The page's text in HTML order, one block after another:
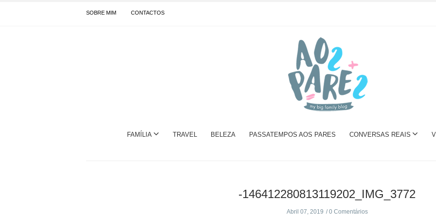
SOBRE MIM CONTACTOS
FAMÍLIA TRAVEL BELEZA PASSATEMPOS AOS PARES CONVERSAS REAIS
-146412280813119202_IMG_3772
Abril 07, 2019 0 Comentários